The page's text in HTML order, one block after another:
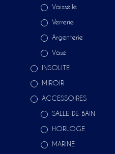
Vaisselle
Verrerie
Argenterie
Vase
INSOLITE
MIROIR
ACCESSOIRES
SALLE DE BAIN
HORLOGE
MARINE